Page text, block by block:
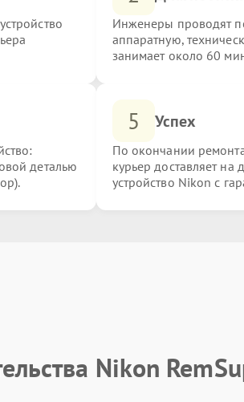
Инженеры проводят
аппаратную,
занимает около 60
деталью
5 Успех
По окончании
курьер доставляет на
устройство Nikon с
Nikon